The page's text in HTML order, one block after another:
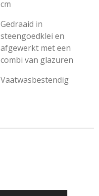
cm
Gedraaid in
steengoedklei en
afgewerkt met een
combi van glazuren
Vaatwasbestendig